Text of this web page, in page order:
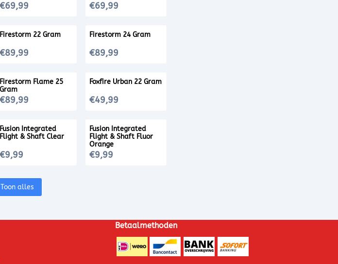
Prijs: 69,99
€69,99
Prijs: 69,99
€69,99
Firestorm 22 Gram
Prijs: 89,99
€89,99
Firestorm 24 Gram
Prijs: 89,99
€89,99
Firestorm Flame 25
Gram
Prijs: 89,99
€89,99
Foxfire Urban 22 Gram
Prijs: 49,99
€49,99
Fusion Integrated
Flight & Shaft Clear
Prijs: 9,99
€9,99
Fusion Integrated
Flight & Shaft Fluor
Orange
Prijs: 9,99
€9,99
Toon alles
Betaalmethoden